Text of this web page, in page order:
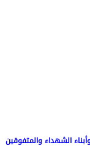
الشهداء والمتفوقين